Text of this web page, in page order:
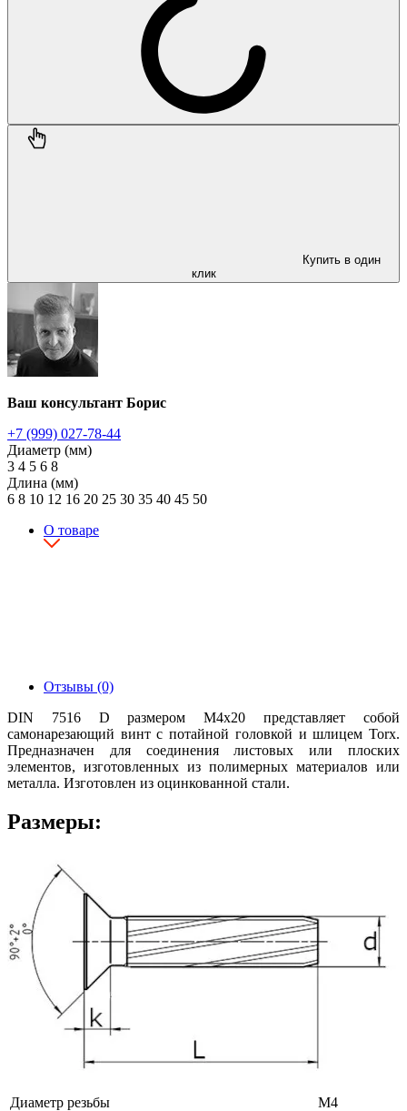
Купить в один
клик
Ваш консультант Борис
+7 (999) 027-78-44
Диаметр (мм)
3 4 5 6 8
Длина (мм)
6 8 10 12 16 20 25 30 35 40 45 50
О товаре
Отзывы (0)
DIN 7516 D размером М4х20 представляет собой
самонарезающий винт с потайной головкой и шлицем Torx.
Предназначен для соединения листовых или плоских
элементов, изготовленных из полимерных материалов или
металла. Изготовлен из оцинкованной стали.
Размеры:
Диаметр резьбы
М4